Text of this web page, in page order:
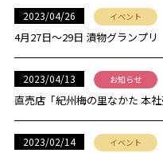
2023/04/26 イベント
4月27日〜29日 漬物グランプ
2023/04/13 お知らせ
直売店「紀州梅の里なかた 本
2023/02/14 イベント